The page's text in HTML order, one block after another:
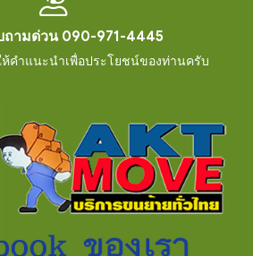
ถามด่วน 090-971-4445
คำแนะนำเพื่อประโยชน์ของท่านครับ